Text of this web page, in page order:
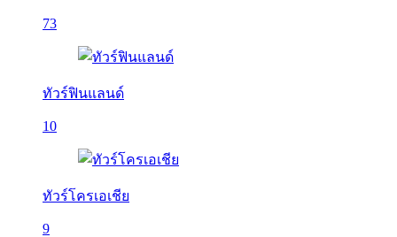
73
ทัวร์ฟินแลนด์
10
ทัวร์โครเอเชีย
9